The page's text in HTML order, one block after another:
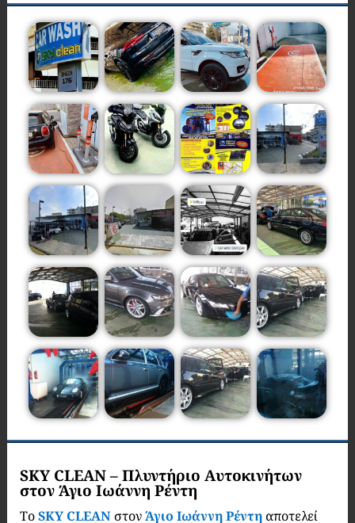
SKY CLEAN – Πλυντήριο Αυτοκινήτων
στον Άγιο Ιωάννη Ρέντη
ΤοSKY CLEANστονΆγιο Ιωάννη Ρέντηαποτελεί